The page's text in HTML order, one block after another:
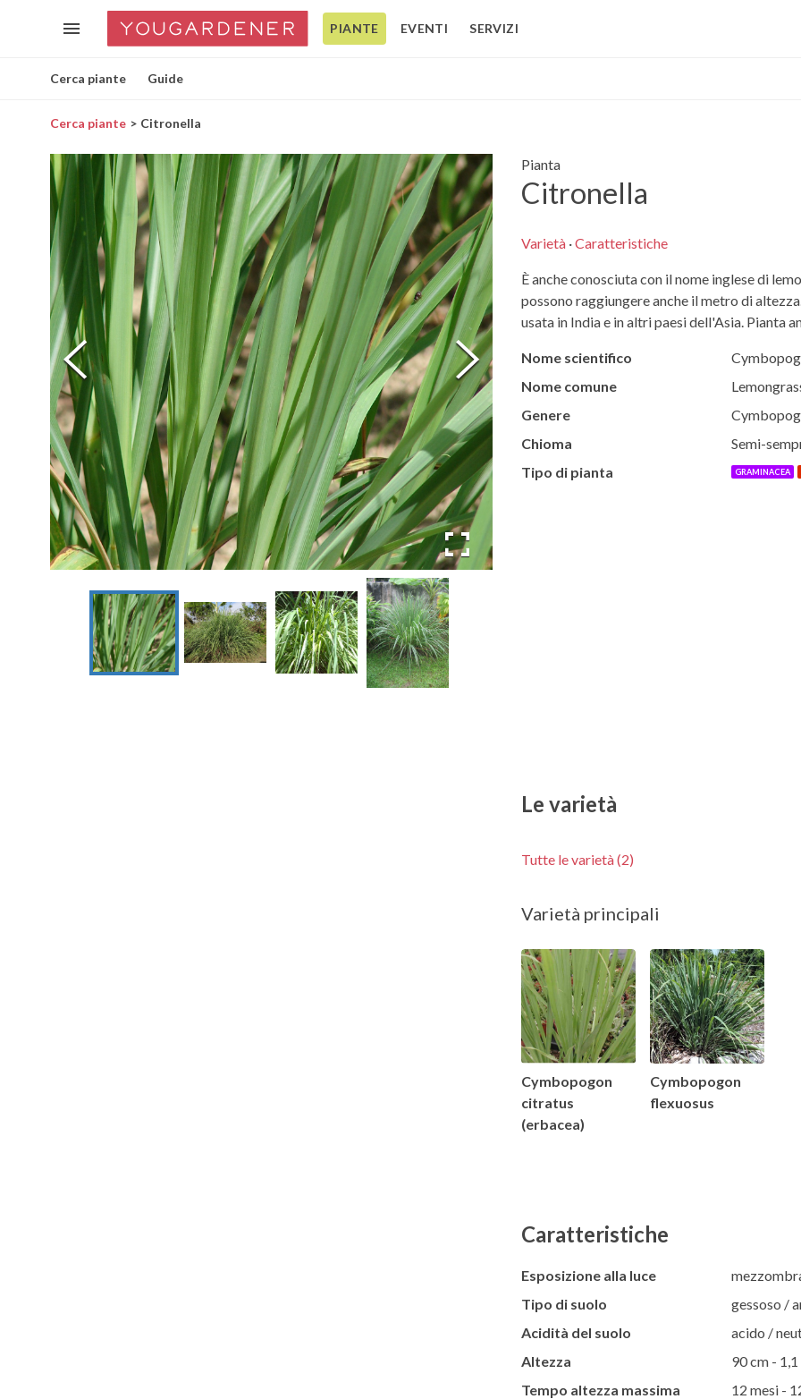
PIANTE EVENTI SERVIZI
Cerca piante Guide
Cerca piante Citronella
Pianta
Citronella
Varietà·Caratteristiche
È anche conosciuta con il nome inglese di
possono raggiungere anche il metro di
usata in India e in altri paesi dell'Asia. Pianta
Nome scientifico
Nome comune
Genere
Chioma
Semi-
Tipo di pianta
GRAMINACEA
Le varietà
Tutte le varietà (2)
Varietà principali
Cymbopogon
citratus
(erbacea)
Cymbopogon
flexuosus
Caratteristiche
Esposizione alla luce
Tipo di suolo
gessoso /
Acidità del suolo
acido /
Altezza
90 cm - 1,1
Tempo altezza massima
12 mesi -